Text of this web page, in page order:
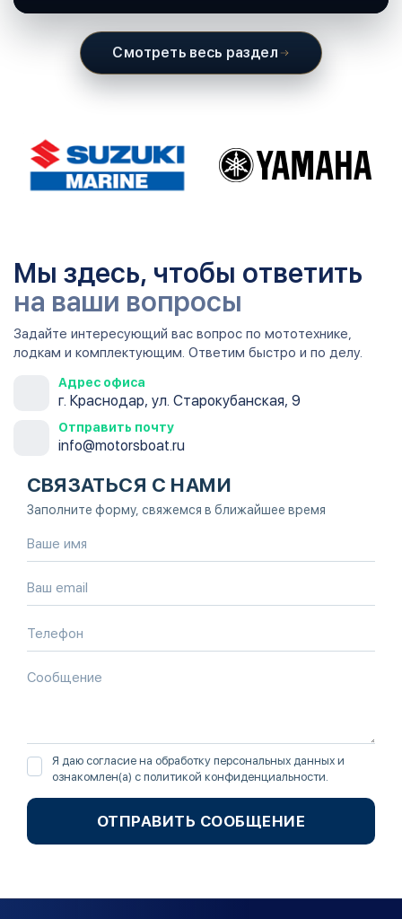
Смотреть весь раздел
Мы здесь, чтобы ответить
на ваши вопросы
Задайте интересующий вас вопрос по мототехнике,
лодкам и комплектующим. Ответим быстро и по делу.
Адрес офиса
г. Краснодар, ул. Старокубанская, 9
Отправить почту
info@motorsboat.ru
СВЯЗАТЬСЯ С НАМИ
Заполните форму, свяжемся в ближайшее время
Я даю согласие на обработку персональных данных и
ознакомлен(а) с политикой конфиденциальности
ОТПРАВИТЬ СООБЩЕНИЕ